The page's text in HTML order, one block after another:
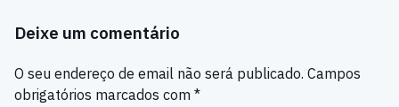
Deixe um comentário
O seu endereço de email não será publicado. Campos
obrigatórios marcados com *